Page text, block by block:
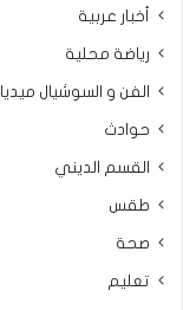
أخبار عربية
رياضة محلية
الفن و السوشيال ميديا
حوادث
القسم الديني
طقس
صحة
تعليم